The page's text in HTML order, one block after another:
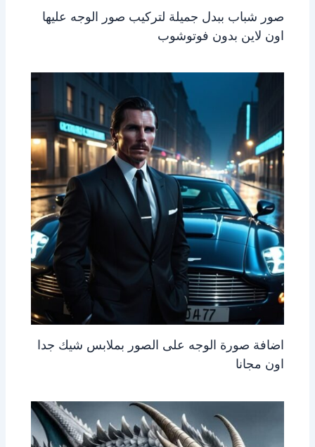
صور شباب ببدل جميلة لتركيب صور الوجه عليها
اون لاين بدون فوتوشوب
اضافة صورة الوجه على الصور بملابس شيك جدا
اون مجانا